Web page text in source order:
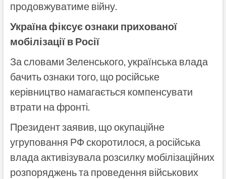
продовжуватиме війну.
Україна фіксує ознаки прихованої
мобілізації в Росії
За словами Зеленського, українська влада
бачить ознаки того, що російське
керівництво намагається компенсувати
втрати на фронті.
Президент заявив, що окупаційне
угруповання РФ скоротилося, а російська
влада активізувала розсилку мобілізаційних
розпоряджень та проведення військових